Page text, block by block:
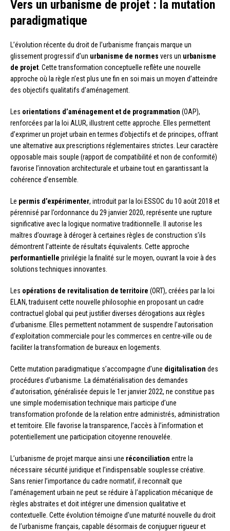
Vers un urbanisme de projet : la mutation
paradigmatique
L’évolution récente du droit de l’urbanisme français marque un
glissement progressif d’un urbanisme de normes vers un urbanisme
de projet . Cette transformation conceptuelle reflète une nouvelle
approche où la règle n’est plus une fin en soi mais un moyen d’atteindre
des objectifs qualitatifs d’aménagement.
Les orientations d’aménagement et de programmation (OAP),
renforcées par la loi ALUR, illustrent cette approche. Elles permettent
d’exprimer un projet urbain en termes d’objectifs et de principes, offrant
une alternative aux prescriptions réglementaires strictes. Leur caractère
opposable mais souple (rapport de compatibilité et non de conformité)
favorise l’innovation architecturale et urbaine tout en garantissant la
cohérence d’ensemble.
Le permis d’expérimenter, introduit par la loi ESSOC du 10 août 2018 et
pérennisé par l’ordonnance du 29 janvier 2020, représente une rupture
significative avec la logique normative traditionnelle. Il autorise les
maîtres d’ouvrage à déroger à certaines règles de construction s’ils
démontrent l’atteinte de résultats équivalents. Cette approche
performantielle privilégie la finalité sur le moyen, ouvrant la voie à des
solutions techniques innovantes.
Les opérations de revitalisation de territoire (ORT), créées par la loi
ELAN, traduisent cette nouvelle philosophie en proposant un cadre
contractuel global qui peut justifier diverses dérogations aux règles
d’urbanisme. Elles permettent notamment de suspendre l’autorisation
d’exploitation commerciale pour les commerces en centre-ville ou de
faciliter la transformation de bureaux en logements.
Cette mutation paradigmatique s’accompagne d’une digitalisation des
procédures d’urbanisme. La dématérialisation des demandes
d’autorisation, généralisée depuis le 1er janvier 2022, ne constitue pas
une simple modernisation technique mais participe d’une
transformation profonde de la relation entre administrés, administration
et territoire. Elle favorise la transparence, l’accès à l’information et
potentiellement une participation citoyenne renouvelée.
L’urbanisme de projet marque ainsi une réconciliation entre la
nécessaire sécurité juridique et l’indispensable souplesse créative.
Sans renier l’importance du cadre normatif, il reconnaît que
l’aménagement urbain ne peut se réduire à l’application mécanique de
règles abstraites et doit intégrer une dimension qualitative et
contextuelle. Cette évolution témoigne d’une maturité nouvelle du droit
de l’urbanisme français, capable désormais de conjuguer rigueur et